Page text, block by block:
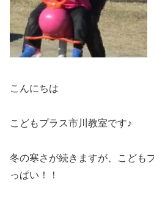
こんにちは
こどもプラス市川教室です♪
冬の寒さが続きますが、こども
っぱい！！